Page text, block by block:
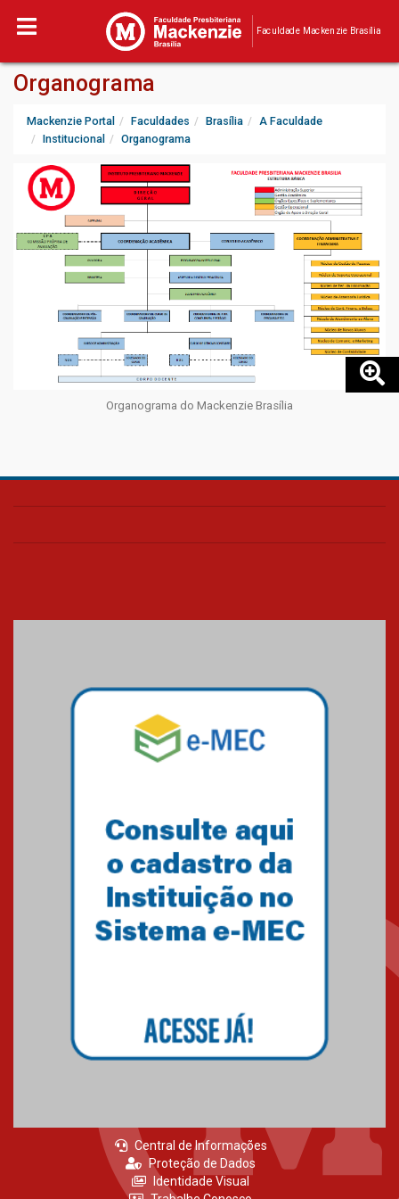
Faculdade Mackenzie Brasília
Organograma
Mackenzie Portal Faculdades Brasília
A Faculdade
Institucional
Organograma
Organograma do Mackenzie Brasília
Central de Informações
Proteção de Dados
Identidade Visual